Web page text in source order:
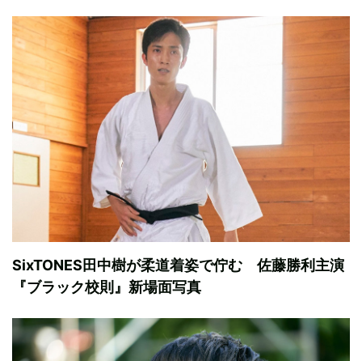
SixTONES田中樹が柔道着姿で佇む 佐藤勝利主演
『ブラック校則』新場面写真